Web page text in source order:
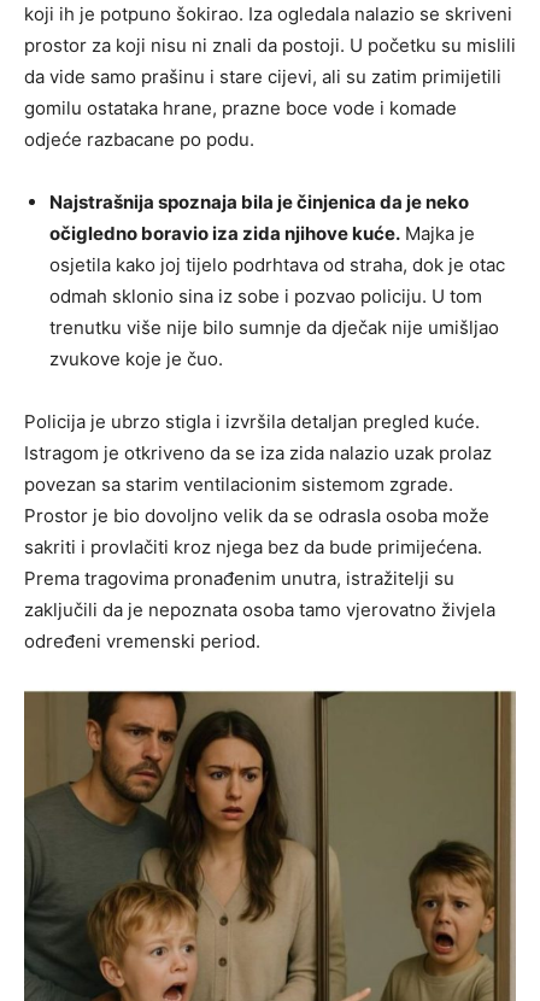
koji ih je potpuno šokirao. Iza ogledala nalazio se skriveni
prostor za koji nisu ni znali da postoji. U početku su mislili
da vide samo prašinu i stare cijevi, ali su zatim primijetili
gomilu ostataka hrane, prazne boce vode i komade
odjeće razbacane po podu.
Najstrašnija spoznaja bila je činjenica da je neko
očigledno boravio iza zida njihove kuće. Majka je
osjetila kako joj tijelo podrhtava od straha, dok je otac
odmah sklonio sina iz sobe i pozvao policiju. U tom
trenutku više nije bilo sumnje da dječak nije umišljao
zvukove koje je čuo.
Policija je ubrzo stigla i izvršila detaljan pregled kuće.
Istragom je otkriveno da se iza zida nalazio uzak prolaz
povezan sa starim ventilacionim sistemom zgrade.
Prostor je bio dovoljno velik da se odrasla osoba može
sakriti i provlačiti kroz njega bez da bude primijećena.
Prema tragovima pronađenim unutra, istražitelji su
zaključili da je nepoznata osoba tamo vjerovatno živjela
određeni vremenski period.